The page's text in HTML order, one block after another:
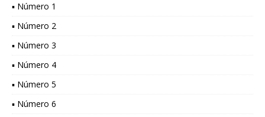
▪ Número 1
▪ Número 2
▪ Número 3
▪ Número 4
▪ Número 5
▪ Número 6